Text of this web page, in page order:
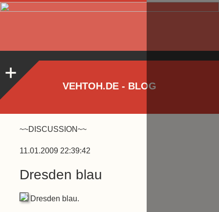
VEHTOH.DE - BLOG
~~DISCUSSION~~
11.01.2009 22:39:42
Dresden blau
Dresden blau.